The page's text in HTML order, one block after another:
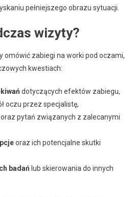
pełniejszego obrazu sytuacji.
wizyty?
omówić zabiegi na worki pod oczami,
kwestiach:
dotyczących efektów zabiegu,
oczu przez specjalistę,
oraz pytań związanych z zalecanymi
oraz ich potencjalne skutki
badań lub skierowania do innych